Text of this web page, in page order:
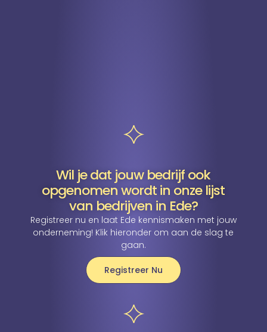
Wil je dat jouw bedrijf ook
opgenomen wordt in onze lijst
van bedrijven in Ede?
Registreer nu en laat Ede kennismaken met jouw
onderneming! Klik hieronder om aan de slag te
gaan.
Registreer Nu